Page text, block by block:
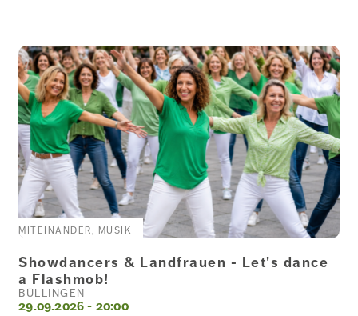
MITEINANDER, MUSIK
BÜLLINGEN
29.09.2026 - 20:00
Showdancers & Landfrauen - Let's dance
a Flashmob!